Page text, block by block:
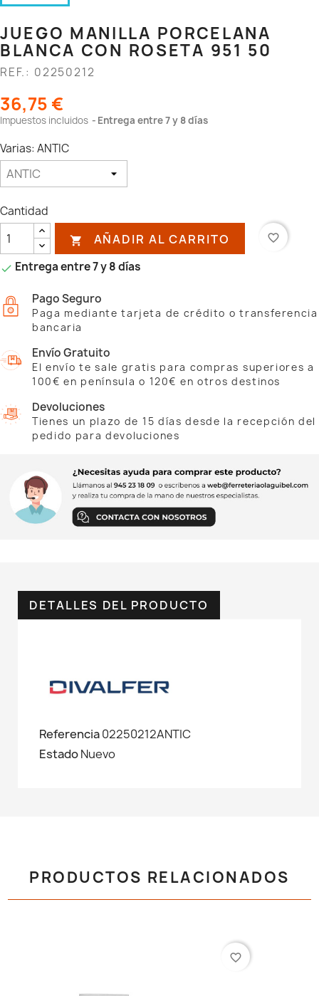
JUEGO MANILLA PORCELANA
BLANCA CON ROSETA 951 50
REF.: 02250212
36,75 €
Impuestos incluidos Entrega entre 7 y 8 días
Varias: ANTIC
Cantidad
 AÑADIR AL CARRITO favorite_border
 Entrega entre 7 y 8 días
Pago Seguro
Paga mediante tarjeta de crédito o transferencia
bancaria
Envío Gratuito
El envío te sale gratis para compras superiores a
100€ en península o 120€ en otros destinos
Devoluciones
Tienes un plazo de 15 días desde la recepción del
pedido para devoluciones
DETALLES DEL PRODUCTO
Referencia02250212ANTIC
EstadoNuevo
PRODUCTOS RELACIONADOS
favorite_border